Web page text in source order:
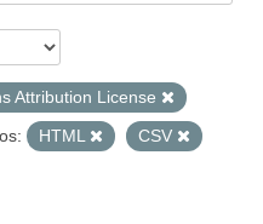
Attribution License
HTML
CSV